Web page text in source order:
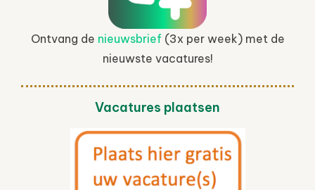
Ontvang de nieuwsbrief (3x per week) met de
nieuwste vacatures!
Vacatures plaatsen